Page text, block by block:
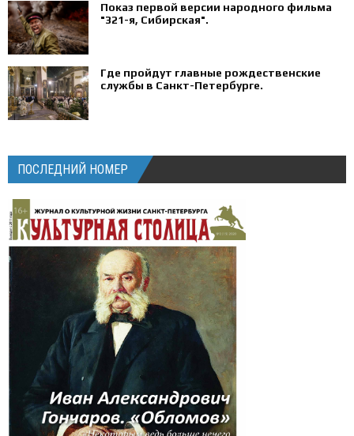
Показ первой версии народного фильма
"321-я, Сибирская".
Где пройдут главные рождественские
службы в Санкт-Петербурге.
ПОСЛЕДНИЙ НОМЕР